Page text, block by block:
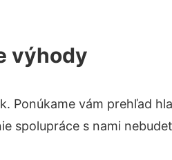
výhody
Ponúkame vám prehľad
spolupráce s nami